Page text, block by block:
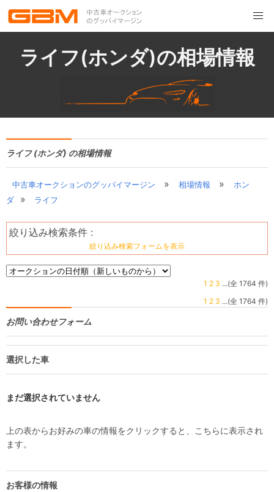
ライフ(ホンダ)の相場情報
ライフ (ホンダ) の相場情報
中古車オークションのグッバイマージン » 相場情報 »
ホン
ダ
» ライフ
絞り込み検索条件 :
絞り込み検索フォームを表示
1 2 3 ...(全 1764 件)
1 2 3 ...(全 1764 件)
お問い合わせフォーム
選択した車
まだ選択されていません
上の表からお好みの車の情報をクリックすると、こちらに表示され
ます。
お客様の情報